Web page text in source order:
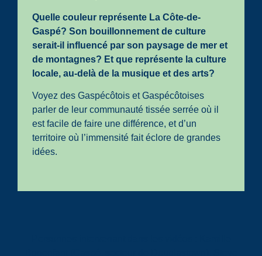
Quelle couleur représente La Côte-de-
Gaspé? Son bouillonnement de culture
serait-il influencé par son paysage de mer et
de montagnes? Et que représente la culture
locale, au-delà de la musique et des arts?
Voyez des Gaspécôtois et Gaspécôtoises
parler de leur communauté tissée serrée où il
est facile de faire une différence, et d’un
territoire où l’immensité fait éclore de grandes
idées.